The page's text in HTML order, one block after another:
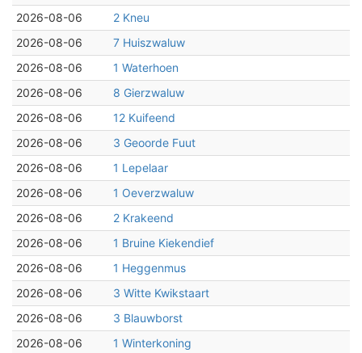
2026-08-06
2 Kneu
2026-08-06
7 Huiszwaluw
2026-08-06
1 Waterhoen
2026-08-06
8 Gierzwaluw
2026-08-06
12 Kuifeend
2026-08-06
3 Geoorde Fuut
2026-08-06
1 Lepelaar
2026-08-06
1 Oeverzwaluw
2026-08-06
2 Krakeend
2026-08-06
1 Bruine Kiekendief
2026-08-06
1 Heggenmus
2026-08-06
3 Witte Kwikstaart
2026-08-06
3 Blauwborst
2026-08-06
1 Winterkoning